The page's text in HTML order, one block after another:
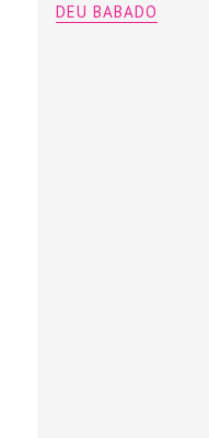
DEU BABADO